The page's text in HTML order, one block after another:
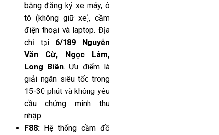
bằng đăng ký xe máy, ô
tô (không giữ xe), cầm
điện thoại và laptop. Địa
chỉ tại 6/189 Nguyễn
Văn Cừ, Ngọc Lâm,
Long Biên. Ưu điểm là
giải ngân siêu tốc trong
15-30 phút và không yêu
cầu chứng minh thu
nhập.
F88: Hệ thống cầm đồ